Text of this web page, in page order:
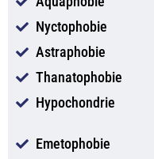
Nyctophobie
Astraphobie
Thanatophobie
Hypochondrie
Emetophobie